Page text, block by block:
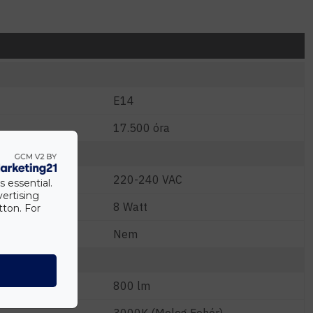
E14
17.500 óra
220-240 VAC
8 Watt
Nem
800 lm
essential.
For